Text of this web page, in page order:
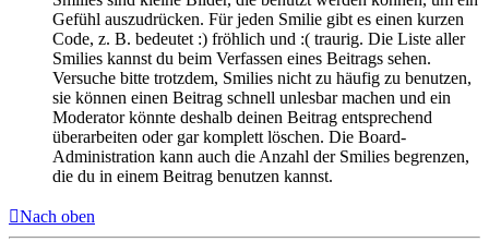
Gefühl auszudrücken. Für jeden Smilie gibt es einen kurzen
Code, z. B. bedeutet :) fröhlich und :( traurig. Die Liste aller
Smilies kannst du beim Verfassen eines Beitrags sehen.
Versuche bitte trotzdem, Smilies nicht zu häufig zu benutzen,
sie können einen Beitrag schnell unlesbar machen und ein
Moderator könnte deshalb deinen Beitrag entsprechend
überarbeiten oder gar komplett löschen. Die Board-
Administration kann auch die Anzahl der Smilies begrenzen,
die du in einem Beitrag benutzen kannst.
Nach oben